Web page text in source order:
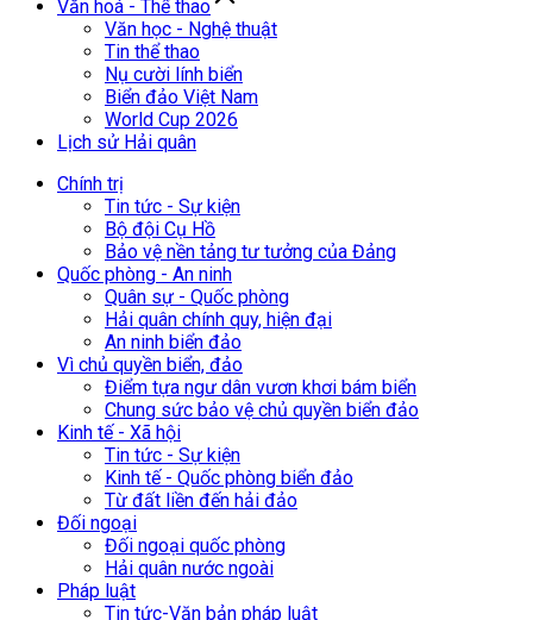
Văn hoá - Thể thao
Văn học - Nghệ thuật
Tin thể thao
Nụ cười lính biển
Biển đảo Việt Nam
World Cup 2026
Lịch sử Hải quân
Chính trị
Tin tức - Sự kiện
Bộ đội Cụ Hồ
Bảo vệ nền tảng tư tưởng của Đảng
Quốc phòng - An ninh
Quân sự - Quốc phòng
Hải quân chính quy, hiện đại
An ninh biển đảo
Vì chủ quyền biển, đảo
Điểm tựa ngư dân vươn khơi bám biển
Chung sức bảo vệ chủ quyền biển đảo
Kinh tế - Xã hội
Tin tức - Sự kiện
Kinh tế - Quốc phòng biển đảo
Từ đất liền đến hải đảo
Đối ngoại
Đối ngoại quốc phòng
Hải quân nước ngoài
Pháp luật
Tin tức-Văn bản pháp luật